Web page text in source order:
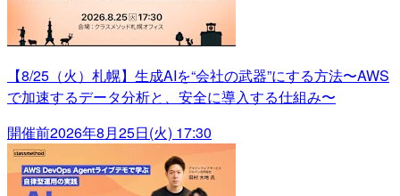
【8/25（火）札幌】生成AIを“会社の武器”にする方法〜AWS
で加速するデータ分析と、安全に導入する仕組み〜
開催前2026年8月25日(火) 17:30